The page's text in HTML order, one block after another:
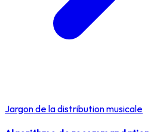
Jargon de la distribution musicale